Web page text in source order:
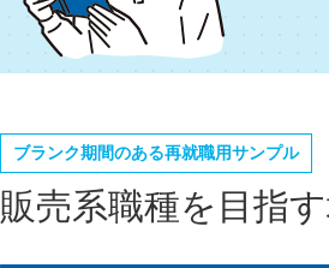
ブランク期間のある再就職用サンプル
販売系職種を目指